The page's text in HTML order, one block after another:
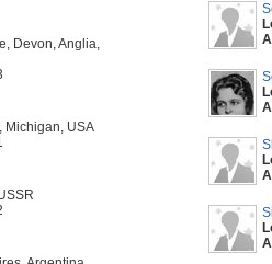
Devon, Anglia,
Michigan, USA